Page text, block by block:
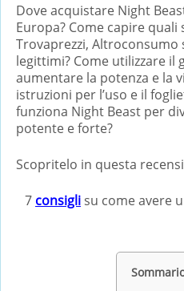
Dove acquistare Night
Europa? Come capire
Trovaprezzi,
legittimi? Come utilizzare il
aumentare la potenza e la
istruzioni per l’uso e il
funziona Night Beast per
potente e forte?
Scopritelo in questa
7 consigli su come avere